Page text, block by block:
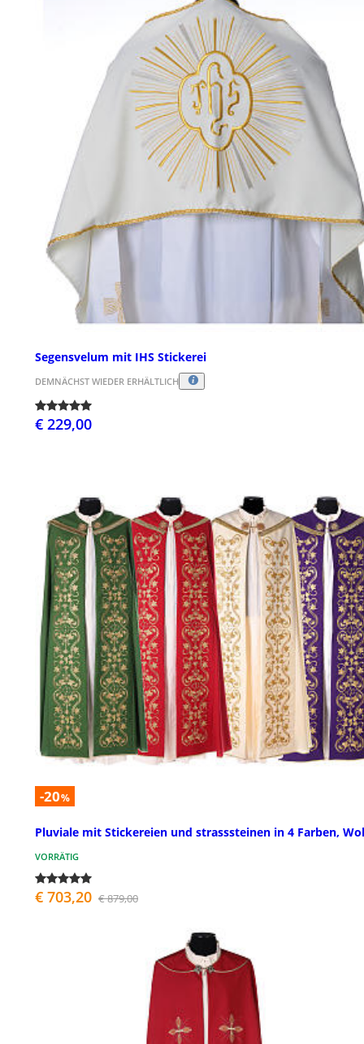
Segensvelum mit IHS Stickerei
DEMNÄCHST WIEDER ERHÄLTLICH
€ 229,00
-20%
Pluviale mit Stickereien und strasssteinen in 4 Farben,
VORRÄTIG
€ 703,20 € 879,00